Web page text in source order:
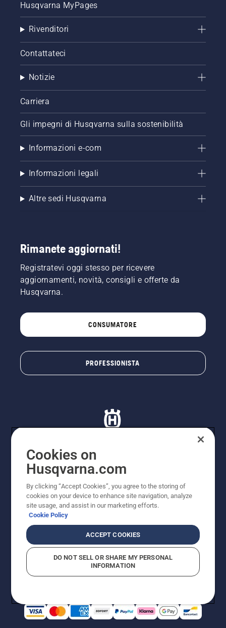
Husqvarna MyPages
Rivenditori
Contattateci
Notizie
Carriera
Gli impegni di Husqvarna sulla sostenibilità
Informazioni e-com
Informazioni legali
Altre sedi Husqvarna
Rimanete aggiornati!
Registratevi oggi stesso per ricevere
aggiornamenti, novità, consigli e offerte da
Husqvarna.
CONSUMATORE
PROFESSIONISTA
© Husqvarna AB (publ). Tutti i diritti riservati. I prezzi
Husqvarna Schweiz AG per i rivenditori specializzati
aderenti all’iniziativa, prezzi in CHF comprensivi di IVA
all’ 8,1% e TRA. Con riserva di modifica. Tutti i prezzi
indicati sono prezzi al dettaglio consigliati (IVA inclusa),
a meno che il prodotto non sia disponibile per l'acquisto
Informativa sulla privacyRiferimentiCGVF Negozio online
Segnalazione di presunte violazioni
Cookies on
Husqvarna.com
By clicking “Accept Cookies”, you agree to the storing of
cookies on your device to enhance site navigation, analyze
site usage, and assist in our marketing efforts.
Cookie Policy
ACCEPT COOKIES
DO NOT SELL OR SHARE MY PERSONAL
INFORMATION